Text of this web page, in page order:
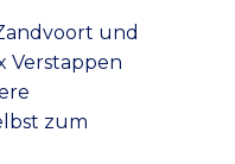
und
Verstappen
zum